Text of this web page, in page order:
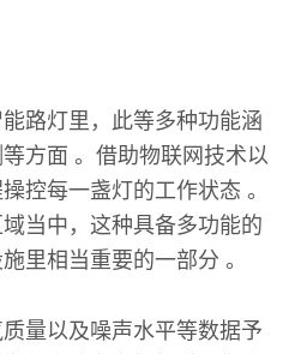
路灯里，此等多种功能涵
方面 。借助物联网技术以
控每一盏灯的工作状态 。
当中，这种具备多功能的
里相当重要的一部分 。
量以及噪声水平等数据予